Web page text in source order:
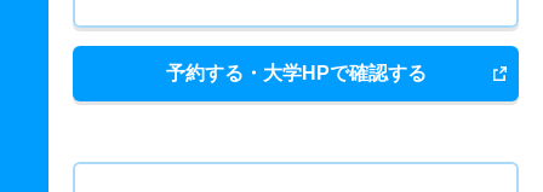
予約する・大学HPで確認する